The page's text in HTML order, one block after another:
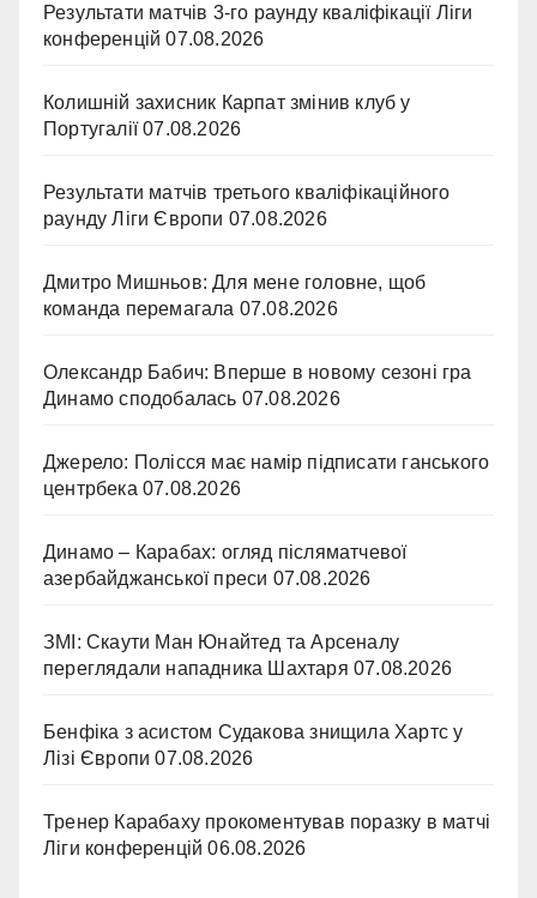
Результати матчів 3-го раунду кваліфікації Ліги
конференцій 07.08.2026
Колишній захисник Карпат змінив клуб у
Португалії 07.08.2026
Результати матчів третього кваліфікаційного
раунду Ліги Європи 07.08.2026
Дмитро Мишньов: Для мене головне, щоб
команда перемагала 07.08.2026
Олександр Бабич: Вперше в новому сезоні гра
Динамо сподобалась 07.08.2026
Джерело: Полісся має намір підписати ганського
центрбека 07.08.2026
Динамо – Карабах: огляд післяматчевої
азербайджанської преси 07.08.2026
ЗМІ: Скаути Ман Юнайтед та Арсеналу
переглядали нападника Шахтаря 07.08.2026
Бенфіка з асистом Судакова знищила Хартс у
Лізі Європи 07.08.2026
Тренер Карабаху прокоментував поразку в матчі
Ліги конференцій 06.08.2026